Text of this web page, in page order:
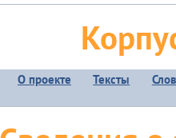
О проекте Тексты